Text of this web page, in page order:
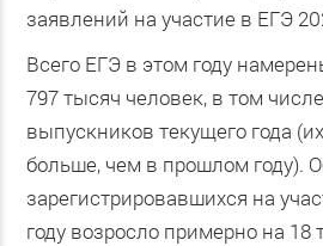
заявлений на участие в ЕГЭ
Всего ЕГЭ в этом году
797 тысяч человек, в том
выпускников текущего года
больше, чем в прошлом году).
зарегистрировавшихся на
году возросло примерно на 18